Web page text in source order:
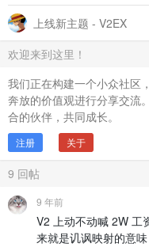
上线新主题 - V2EX
欢迎来到这里！
我们正在构建一个小众社区
奔放的价值观进行分享交流
合的伙伴，共同成长。
注册 关于
9 回帖
9 年前
V2 上动不动喊 2W 工
来就是讥讽映射的意